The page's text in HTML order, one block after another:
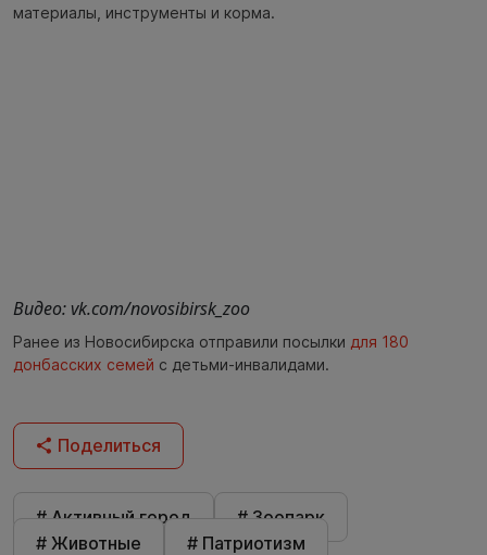
материалы, инструменты и корма.
Видео: vk.com/novosibirsk_zoo
Ранее из Новосибирска отправили посылки для 180
донбасских семей с детьми-инвалидами.
Поделиться
# Активный город
# Зоопарк
# Животные
# Патриотизм